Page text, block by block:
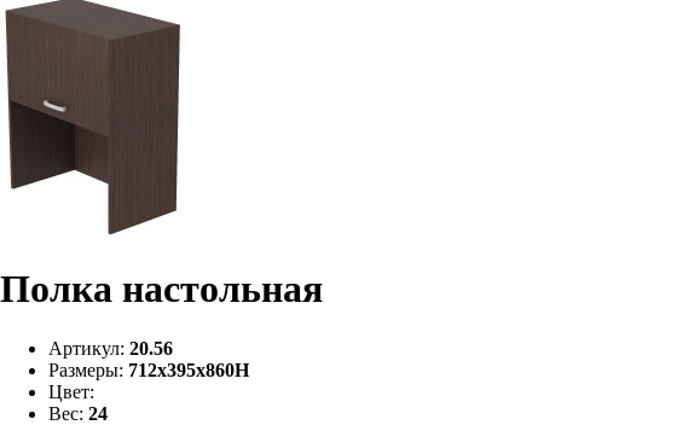
Полка настольная
Артикул: 20.56
Размеры: 712х395х860Н
Цвет:
Вес: 24